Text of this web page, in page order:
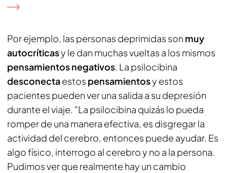
Por ejemplo, las personas deprimidas son muy
autocríticasy le dan muchas vueltas a los mismos
pensamientos negativos. La psilocibina
desconectaestos pensamientosy estos
pacientes pueden ver una salida a su depresión
durante el viaje. "La psilocibina quizás lo pueda
romper de una manera efectiva, es disgregar la
actividad del cerebro, entonces puede ayudar. Es
algo físico, interrogo al cerebro y no a la persona.
Pudimos ver que realmente hay un cambio